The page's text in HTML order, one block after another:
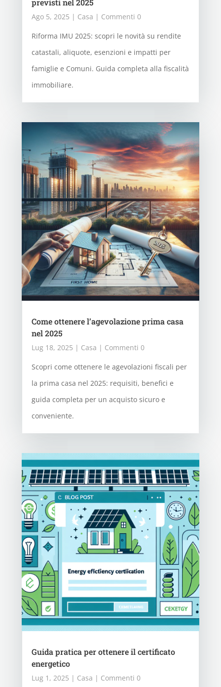
previsti nel 2025
Ago 5, 2025 | Casa | Commenti 0
Riforma IMU 2025: scopri le novità su rendite
catastali, aliquote, esenzioni e impatti per
famiglie e Comuni. Guida completa alla fiscalità
immobiliare.
Come ottenere l’agevolazione prima casa
nel 2025
Lug 18, 2025 | Casa | Commenti 0
Scopri come ottenere le agevolazioni fiscali per
la prima casa nel 2025: requisiti, benefici e
guida completa per un acquisto sicuro e
conveniente.
Guida pratica per ottenere il certificato
energetico
Lug 1, 2025 | Casa | Commenti 0